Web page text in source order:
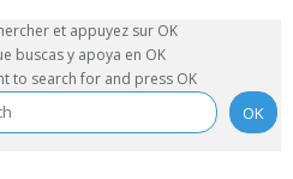
et appuyez sur OK
buscas y apoya en OK
to search for and press OK